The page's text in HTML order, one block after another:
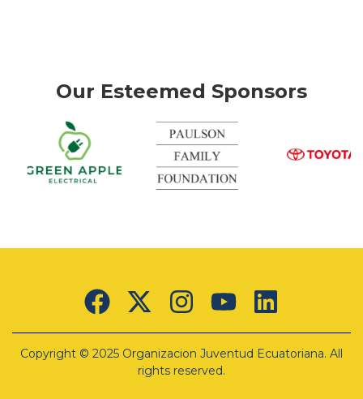
Our Esteemed Sponsors
Electrical
ipsum
dolor sit
Copyright © 2025 Organizacion Juventud Ecuatoriana. All
rights reserved.